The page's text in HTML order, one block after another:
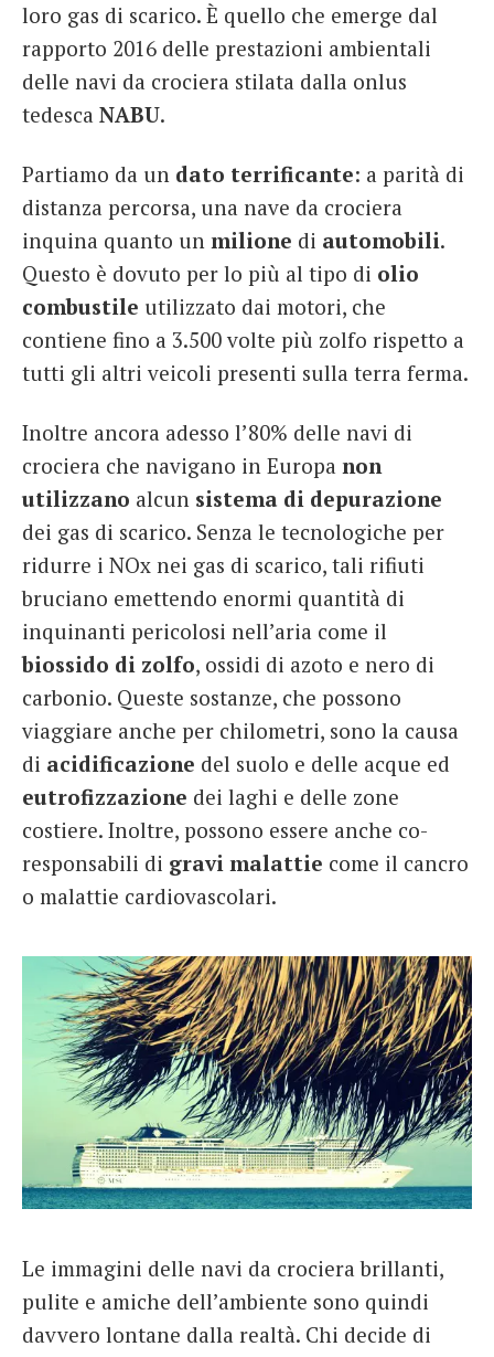
loro gas di scarico. È quello che emerge dal
rapporto 2016 delle prestazioni ambientali
delle navi da crociera stilata dalla onlus
tedesca NABU.
Partiamo da un dato terrificante: a parità di
distanza percorsa, una nave da crociera
inquina quanto un milione di automobili.
Questo è dovuto per lo più al tipo di olio
combustile utilizzato dai motori, che
contiene fino a 3.500 volte più zolfo rispetto a
tutti gli altri veicoli presenti sulla terra ferma.
Inoltre ancora adesso l’80% delle navi di
crociera che navigano in Europa non
utilizzano alcun sistema di depurazione
dei gas di scarico. Senza le tecnologiche per
ridurre i NOx nei gas di scarico, tali rifiuti
bruciano emettendo enormi quantità di
inquinanti pericolosi nell’aria come il
biossido di zolfo, ossidi di azoto e nero di
carbonio. Queste sostanze, che possono
viaggiare anche per chilometri, sono la causa
di acidificazione del suolo e delle acque ed
eutrofizzazione dei laghi e delle zone
costiere. Inoltre, possono essere anche co-
responsabili di gravi malattie come il cancro
o malattie cardiovascolari.
Le immagini delle navi da crociera brillanti,
pulite e amiche dell’ambiente sono quindi
davvero lontane dalla realtà. Chi decide di